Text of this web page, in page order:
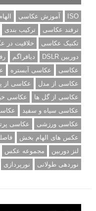
ISO آموزش عکاسی
ترفند عکاسی
ترکیب بندی
تکنیک عکاسی
خلاقیت در
دوربین DSLR
دیافراگم
عکاسی
عکاسی آبستره
عکاسی از مدل
عکاسی از
عکاسی از گل ها
عکاسی
عکاسی سیاه و سفید
عکاسی ورزشی
عکاسی
عکس های الهام بخش
لنز دوربین
مجموعه عکس
نوردهی طولانی
نورپردازی